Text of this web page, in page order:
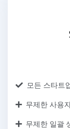
모든 스타트
무제한 사용
무제한 일괄